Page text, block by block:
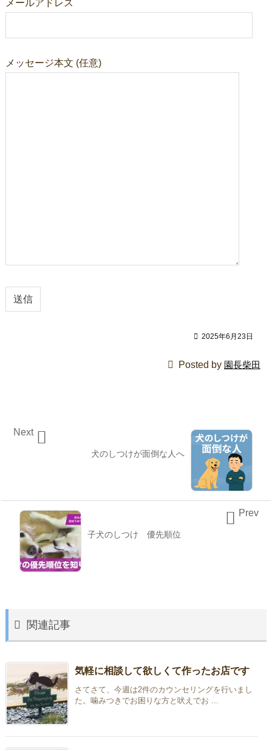
メールアドレス
メッセージ本文 (任意)
 2025年6月23日
 Posted by 園長柴田
犬のしつけが面倒な人へ

Next
子犬のしつけ 優先順位
 Prev
 関連記事
気軽に相談して欲しくて作ったお店です
さてさて、今週は2件のカウンセリングを行いまし
た。噛みつきでお困りな方と吠えでお ...